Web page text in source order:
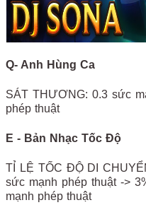
Q- Anh Hùng Ca
SÁT THƯƠNG: 0.3 sức
phép thuật
E - Bản Nhạc Tốc Độ
TỈ LỆ TỐC ĐỘ DI
sức mạnh phép thuật ->
mạnh phép thuật